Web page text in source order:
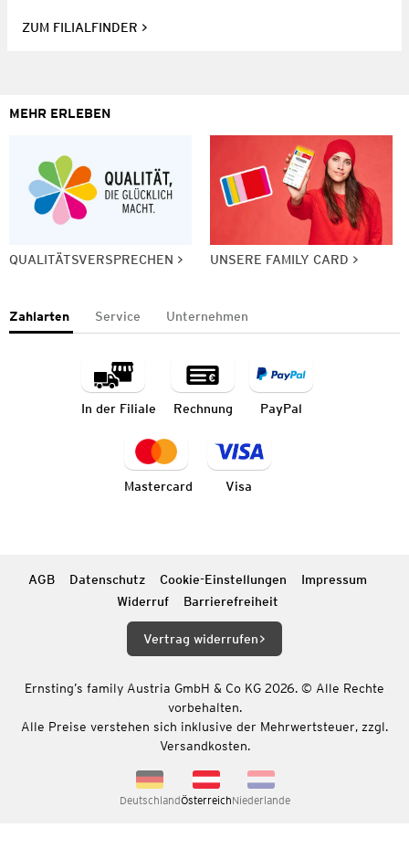
ZUM FILIALFINDER
MEHR ERLEBEN
QUALITÄTSVERSPRECHEN UNSERE FAMILY CARD
Zahlarten Service Unternehmen
In der Filiale Rechnung PayPal
Mastercard Visa
AGB Datenschutz Cookie-Einstellungen
Impressum
Widerruf
Barrierefreiheit
Vertrag widerrufen
Ernsting’s family Austria GmbH & Co KG 2026. © Alle Rechte
vorbehalten.
Alle Preise verstehen sich inklusive der Mehrwertsteuer, zzgl.
Versandkosten.
DeutschlandÖsterreichNiederlande